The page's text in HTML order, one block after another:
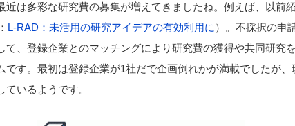
近は多彩な研究費の募集が増えてきましたね。例えば、以前
L-RAD：未活用の研究アイデアの有効利用に ）。不採択の申
て、登録企業とのマッチングにより研究費の獲得や共同研究
です。最初は登録企業が1社だで企画倒れかが満載でしたが、
いるようです。